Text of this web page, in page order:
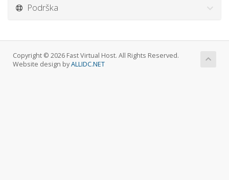
Podrška
Copyright © 2026 Fast Virtual Host. All Rights Reserved.
Website design byALLIDC.NET